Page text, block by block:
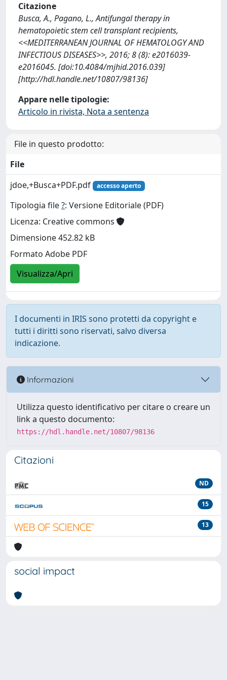
Citazione
Busca, A., Pagano, L., Antifungal therapy in
hematopoietic stem cell transplant recipients,
<<MEDITERRANEAN JOURNAL OF HEMATOLOGY AND
INFECTIOUS DISEASES>>, 2016; 8 (8): e2016039-
e2016045. [doi:10.4084/mjhid.2016.039]
[http://hdl.handle.net/10807/98136]
Appare nelle tipologie:
Articolo in rivista, Nota a sentenza
File in questo prodotto:
File
jdoe,+Busca+PDF.pdf
accesso aperto
Tipologia file?: Versione Editoriale (PDF)
Licenza: Creative commons
Dimensione 452.82 kB
Formato Adobe PDF
Visualizza/Apri
I documenti in IRIS sono protetti da copyright e
tutti i diritti sono riservati, salvo diversa
indicazione.
Informazioni
Utilizza questo identificativo per citare o creare un
link a questo documento:
https://hdl.handle.net/10807/98136
Citazioni
ND
15
13
social impact